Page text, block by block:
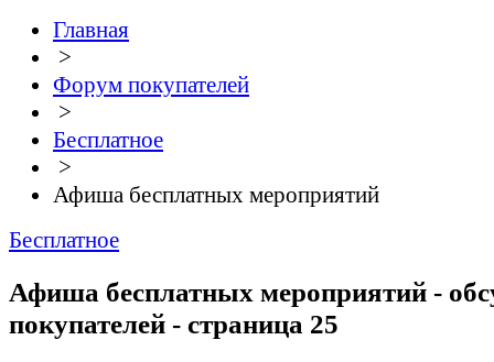
Главная
>
Форум покупателей
>
Бесплатное
>
Афиша бесплатных мероприятий
Бесплатное
Афиша бесплатных мероприятий -
покупателей - страница 25